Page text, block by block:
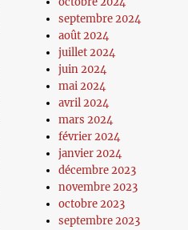
septembre 2024
août 2024
juillet 2024
juin 2024
mai 2024
avril 2024
mars 2024
février 2024
janvier 2024
décembre 2023
novembre 2023
octobre 2023
septembre 2023